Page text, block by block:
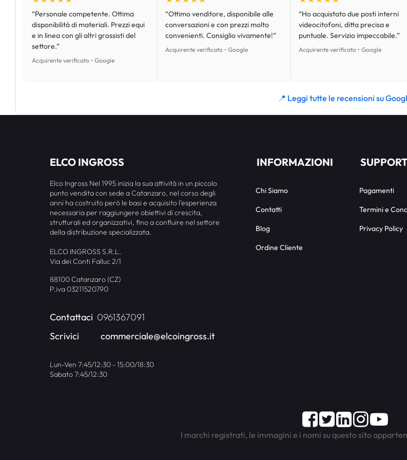
“Personale competente. Ottima
disponibilità di materiali. Prezzi equi
e in linea con gli altri grossisti del
settore.”
Acquirente verificato • Google
“Ottimo venditore, disponibile alle
conversazioni e con prezzi molto
convenienti. Consiglio vivamente!”
Acquirente verificato • Google
“Ho acquistato due posti interni
videocitofoni, ditta precisa e
puntuale. Servizio impeccabile.”
Acquirente verificato • Google
📍 Leggi tutte le recensioni su
ELCO INGROSS
Elco Ingross Nel 1995 inizia la sua attività in un piccolo
punto vendita con sede a Catanzaro, nel corso degli
anni ha costruito però le basi e acquisito l’esperienza
necessaria per raggiungere obiettivi di crescita,
strutturali ed organizzativi, fino a confluire nel settore
della distribuzione specializzata.
ELCO INGROSS S.R.L.
Via dei Conti Falluc 2/1
88100 Catanzaro (CZ)
P.iva 03211520790
Contattaci 0961367091
Scrivici
commerciale@elcoingross.it
Lun-Ven 7:45/12:30 - 15:00/18:30
Sabato 7:45/12:30
INFORMAZIONI
Chi Siamo
Contatti
Blog
Ordine Cliente
Pagamenti
Termini e
Privacy Policy
Facebook
TwitterLinkedInInstagram
I marchi registrati, le immagini e i nomi su questo sito